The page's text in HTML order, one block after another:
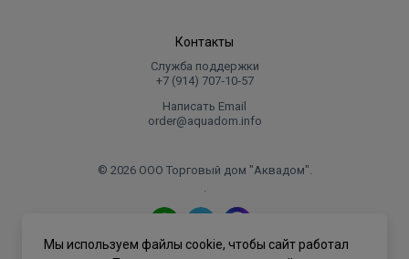
Контакты
Служба поддержки
+7 (914) 707‑10‑57
Написать Email
order@aquadom.info
© 2026 ООО Торговый дом "Аквадом".
.
Политика конфиденциальности
Мы используем файлы cookie, чтобы сайт работал